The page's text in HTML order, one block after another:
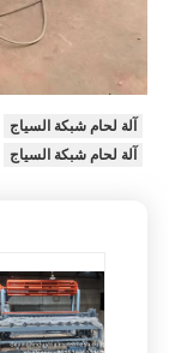
آلة لحام شبكة السياج
آلة لحام شبكة السياج